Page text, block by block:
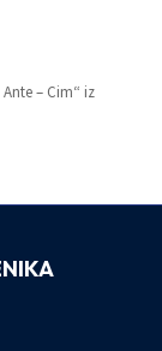
– Cim“ iz